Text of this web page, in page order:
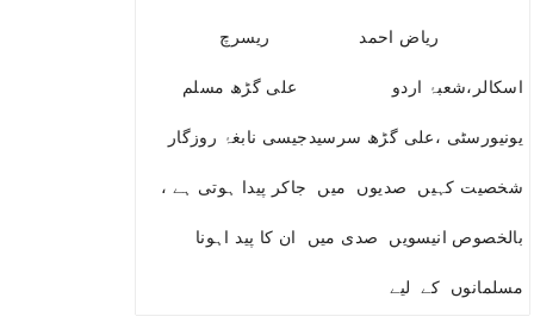
ریاض احمد ریسرچ
اسکالر،شعبۂ اردو علی گڑھ مسلم
یونیورسٹی ،علی گڑھ سرسیدجیسی نابغۂ روزگار
شخصیت کہیں صدیوں میں جاکر پیدا ہوتی ہے ،
بالخصوص انیسویں صدی میں ان کا پید اہونا
مسلمانوں کے لیے